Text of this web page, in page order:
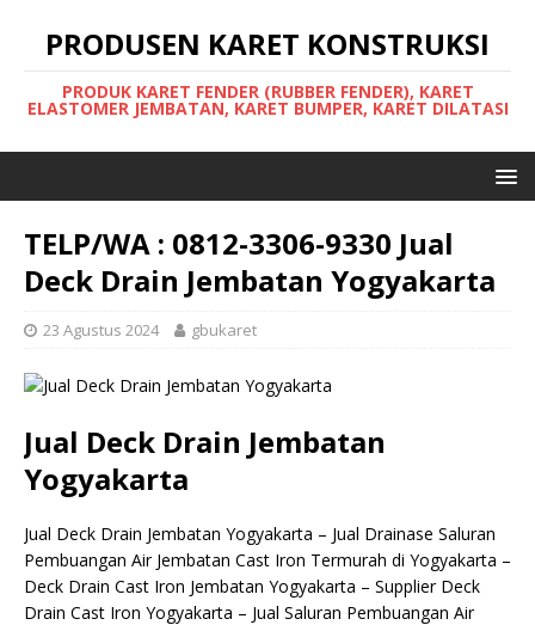
PRODUSEN KARET KONSTRUKSI
PRODUK KARET FENDER (RUBBER FENDER), KARET
ELASTOMER JEMBATAN, KARET BUMPER, KARET DILATASI
TELP/WA : 0812-3306-9330 Jual
Deck Drain Jembatan Yogyakarta
23 Agustus 2024 gbukaret
Jual Deck Drain Jembatan
Yogyakarta
Jual Deck Drain Jembatan Yogyakarta – Jual Drainase Saluran
Pembuangan Air Jembatan Cast Iron Termurah di Yogyakarta –
Deck Drain Cast Iron Jembatan Yogyakarta – Supplier Deck
Drain Cast Iron Yogyakarta – Jual Saluran Pembuangan Air